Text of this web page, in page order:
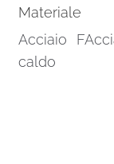
Materiale
Acciaio
caldo